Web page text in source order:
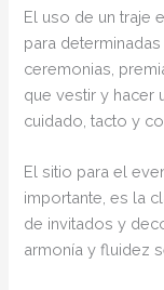
El uso de un traje
para
ceremonias,
que vestir y hacer
cuidado, tacto y
El sitio para el
importante, es la
de invitados y
armonía y fluidez